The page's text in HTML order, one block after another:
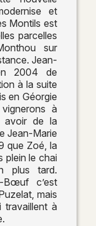
et
Montils est
parcelles
sur
Jean-
2004 de
à la suite
en Géorgie
à
avoir de la
Jean-Marie
que Zoé, la
plein le chai
plus tard.
Bœuf c’est
mais
travaillent à